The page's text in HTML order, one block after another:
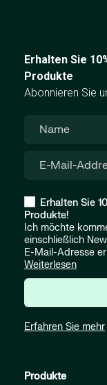
Erhalten Sie
Produkte
Abonnieren Sie
Erhalten Sie
Produkte!
Ich möchte
einschließlich
E-Mail-Adresse
Weiterlesen
Erfahren Sie mehr
Produkte